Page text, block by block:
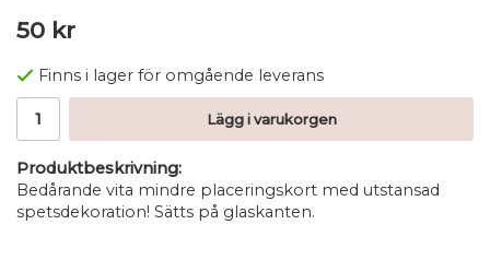
50 kr
Finns i lager för omgående leverans
Lägg i varukorgen
Produktbeskrivning:
Bedårande vita mindre placeringskort med utstansad
spetsdekoration! Sätts på glaskanten.